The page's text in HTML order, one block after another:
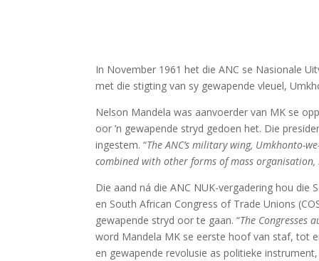
In November 1961 het die ANC se Nasionale
met die stigting van sy gewapende vleuel,
Nelson Mandela was aanvoerder van MK se
oor ’n gewapende stryd gedoen het. Die
ingestem. “The ANC’s military wing, Umkhonto-
combined with other forms of mass
Die aand ná die ANC NUK-vergadering hou die
en South African Congress of Trade Unions
gewapende stryd oor te gaan. “The Congresses
word Mandela MK se eerste hoof van staf, tot
en gewapende revolusie as politieke